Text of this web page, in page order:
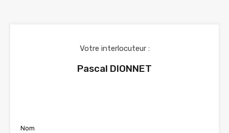
Votre interlocuteur :
Pascal DIONNET
Nom